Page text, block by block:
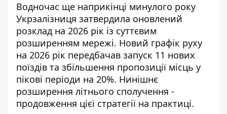
Водночас ще наприкінці минулого року
Укрзалізниця затвердила оновлений
розклад на 2026 рік із суттєвим
розширенням мережі. Новий графік руху
на 2026 рік передбачав запуск 11 нових
поїздів та збільшення пропозиції місць у
пікові періоди на 20%. Нинішнє
розширення літнього сполучення -
продовження цієї стратегії на практиці.